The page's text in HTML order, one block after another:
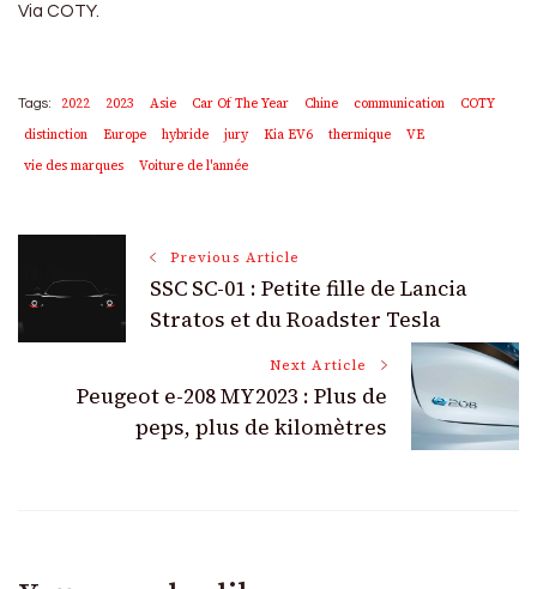
Via COTY.
Tags: 2022 2023 Asie Car Of The Year Chine communication
COTY
distinction
Europe hybride jury Kia EV6 thermique
VE
vie des marques
Voiture de l'année
Navigation
Previous Article
SSC SC-01 : Petite fille de Lancia
Stratos et du Roadster Tesla
Next Article
Peugeot e-208 MY2023 : Plus de
peps, plus de kilomètres